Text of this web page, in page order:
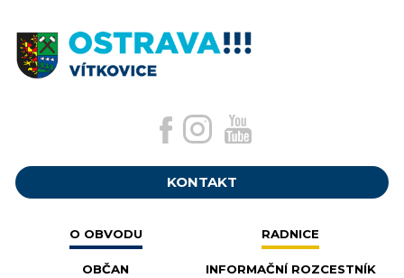
KONTAKT
O OBVODU RADNICE
OBČAN INFORMAČNÍ ROZCESTNÍK